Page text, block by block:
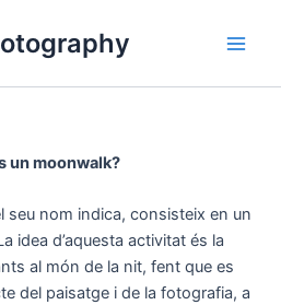
un moonwalk?
seu nom indica, consisteix en un
idea d’aquesta activitat és la
al món de la nit, fent que es
del paisatge i de la fotografia, a